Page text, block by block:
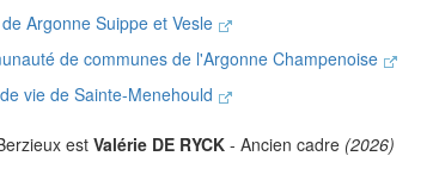
Argonne Suippe et Vesle
de communes de l'Argonne Champenoise
vie de Sainte-Menehould
est Valérie DE RYCK - Ancien cadre (2026)